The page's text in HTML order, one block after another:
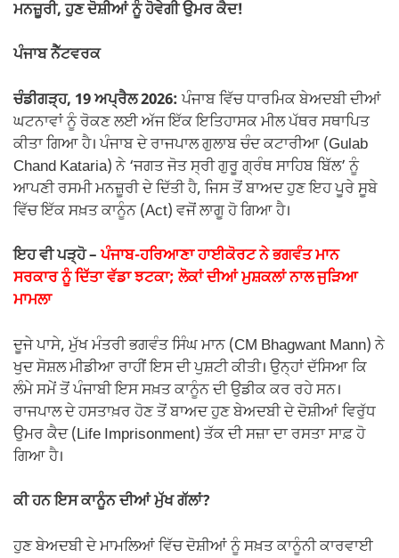
b
o
o
k
A
p
p
a Li
ਮਨਜ਼ੂਰੀ, ਹੁਣ ਦੋਸ਼ੀਆਂ ਨੂੰ ਹੋਵੇਗੀ ਉਮਰ ਕੈਦ!
ਪੰਜਾਬ ਨੈੱਟਵਰਕ
ਚੰਡੀਗੜ੍ਹ, 19 ਅਪ੍ਰੈਲ 2026:ਪੰਜਾਬ ਵਿੱਚ ਧਾਰਮਿਕ ਬੇਅਦਬੀ ਦੀਆਂ
ਘਟਨਾਵਾਂ ਨੂੰ ਰੋਕਣ ਲਈ ਅੱਜ ਇੱਕ ਇਤਿਹਾਸਕ ਮੀਲ ਪੱਥਰ ਸਥਾਪਿਤ
ਕੀਤਾ ਗਿਆ ਹੈ। ਪੰਜਾਬ ਦੇ ਰਾਜਪਾਲ ਗੁਲਾਬ ਚੰਦ ਕਟਾਰੀਆ (Gulab
Chand Kataria) ਨੇ ‘ਜਗਤ ਜੋਤ ਸ੍ਰੀ ਗੁਰੂ ਗ੍ਰੰਥ ਸਾਹਿਬ ਬਿੱਲ’ ਨੂੰ
ਆਪਣੀ ਰਸਮੀ ਮਨਜ਼ੂਰੀ ਦੇ ਦਿੱਤੀ ਹੈ, ਜਿਸ ਤੋਂ ਬਾਅਦ ਹੁਣ ਇਹ ਪੂਰੇ ਸੂਬੇ
ਵਿੱਚ ਇੱਕ ਸਖ਼ਤ ਕਾਨੂੰਨ (Act) ਵਜੋਂ ਲਾਗੂ ਹੋ ਗਿਆ ਹੈ।
ਇਹ ਵੀ ਪੜ੍ਹੋ –ਪੰਜਾਬ-ਹਰਿਆਣਾ ਹਾਈਕੋਰਟ ਨੇ ਭਗਵੰਤ ਮਾਨ
ਸਰਕਾਰ ਨੂੰ ਦਿੱਤਾ ਵੱਡਾ ਝਟਕਾ; ਲੋਕਾਂ ਦੀਆਂ ਮੁਸ਼ਕਲਾਂ ਨਾਲ ਜੁੜਿਆ
ਮਾਮਲਾ
ਦੂਜੇ ਪਾਸੇ, ਮੁੱਖ ਮੰਤਰੀ ਭਗਵੰਤ ਸਿੰਘ ਮਾਨ (CM Bhagwant Mann) ਨੇ
ਖੁਦ ਸੋਸ਼ਲ ਮੀਡੀਆ ਰਾਹੀਂ ਇਸ ਦੀ ਪੁਸ਼ਟੀ ਕੀਤੀ। ਉਨ੍ਹਾਂ ਦੱਸਿਆ ਕਿ
ਲੰਮੇ ਸਮੇਂ ਤੋਂ ਪੰਜਾਬੀ ਇਸ ਸਖ਼ਤ ਕਾਨੂੰਨ ਦੀ ਉਡੀਕ ਕਰ ਰਹੇ ਸਨ।
ਰਾਜਪਾਲ ਦੇ ਹਸਤਾਖ਼ਰ ਹੋਣ ਤੋਂ ਬਾਅਦ ਹੁਣ ਬੇਅਦਬੀ ਦੇ ਦੋਸ਼ੀਆਂ ਵਿਰੁੱਧ
ਉਮਰ ਕੈਦ (Life Imprisonment) ਤੱਕ ਦੀ ਸਜ਼ਾ ਦਾ ਰਸਤਾ ਸਾਫ਼ ਹੋ
ਗਿਆ ਹੈ।
ਕੀ ਹਨ ਇਸ ਕਾਨੂੰਨ ਦੀਆਂ ਮੁੱਖ ਗੱਲਾਂ?
ਹੁਣ ਬੇਅਦਬੀ ਦੇ ਮਾਮਲਿਆਂ ਵਿੱਚ ਦੋਸ਼ੀਆਂ ਨੂੰ ਸਖ਼ਤ ਕਾਨੂੰਨੀ ਕਾਰਵਾਈ